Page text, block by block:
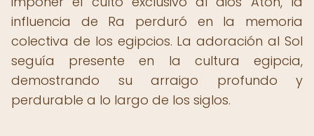
influencia de Ra perduró en la memoria
colectiva de los egipcios. La adoración al Sol
seguía presente en la cultura egipcia,
demostrando su arraigo profundo y
perdurable a lo largo de los siglos.